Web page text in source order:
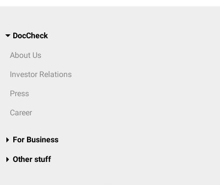
DocCheck
About Us
Investor Relations
Press
Career
For Business
Other stuff